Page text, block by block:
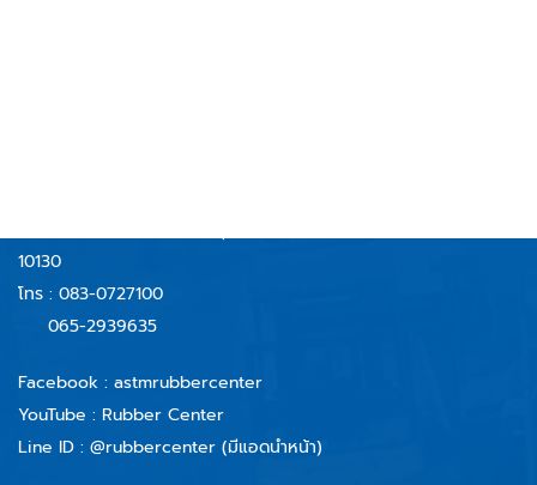
10130
โทร : 083-0727100
065-2939635
Facebook : astmrubbercenter
YouTube : Rubber Center
Line ID : @rubbercenter (มีแอดนำหน้า)